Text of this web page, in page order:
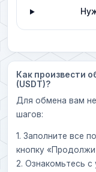
Как произвести
(USDT)?
Для обмена вам
шагов:
1. Заполните все
кнопку
2. Ознакомьтесь с